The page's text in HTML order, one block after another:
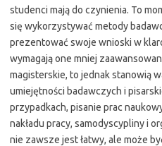
studenci mają do czynienia. To
się wykorzystywać metody
prezentować swoje wnioski w
wymagają one mniej
magisterskie, to jednak stanowią
umiejętności badawczych i
przypadkach, pisanie prac
nakładu pracy, samodyscypliny i
nie zawsze jest łatwy, ale może